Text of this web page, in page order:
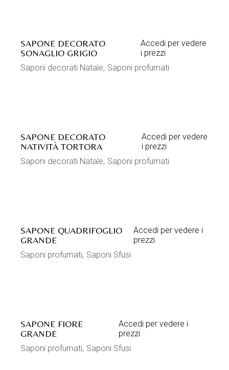
SAPONE DECORATO
SONAGLIO GRIGIO
Accedi per vedere
i prezzi
Saponi decorati Natale Saponi profumati
SAPONE DECORATO
NATIVITÀ TORTORA
Accedi per vedere
i prezzi
Saponi decorati Natale Saponi profumati
SAPONE QUADRIFOGLIO
GRANDE
Accedi per vedere i
prezzi
Saponi profumati Saponi Sfusi
SAPONE FIORE
GRANDE
Accedi per vedere i
prezzi
Saponi profumati Saponi Sfusi